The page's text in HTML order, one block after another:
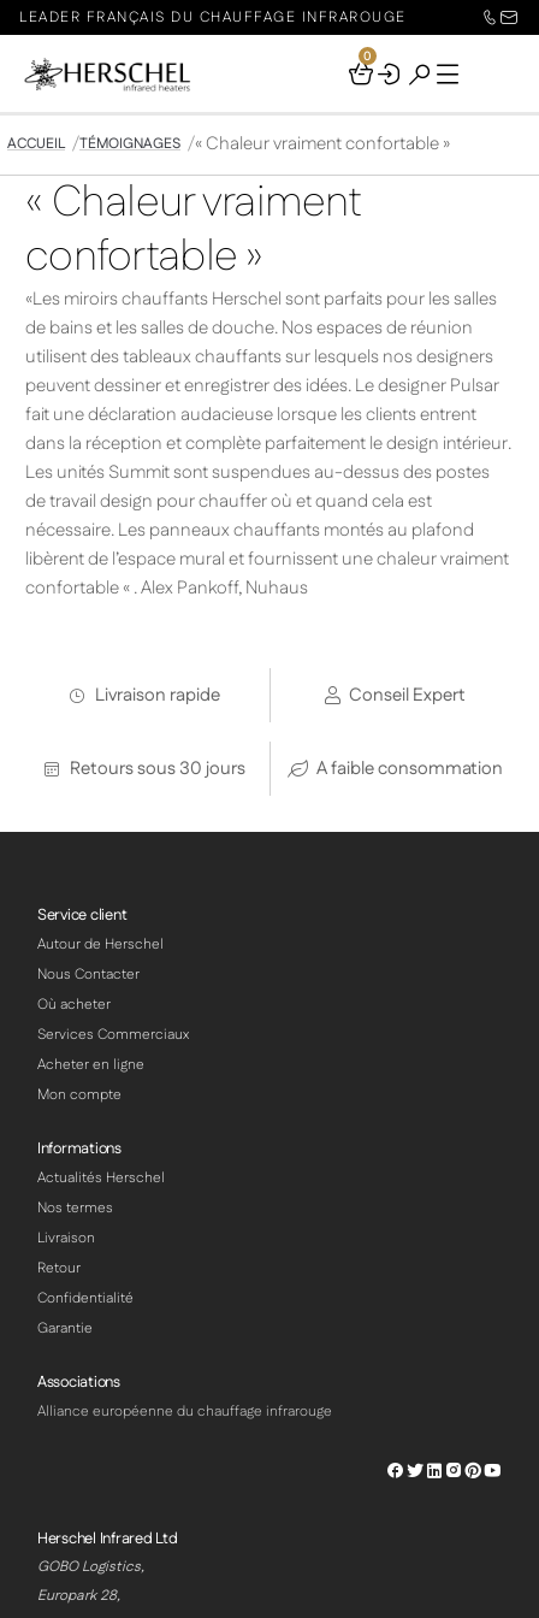
LEADER FRANÇAIS DU CHAUFFAGE INFRAROUGE
Your
0
ACCUEIL TÉMOIGNAGES « Chaleur vraiment confortable »
« Chaleur vraiment
confortable »
«Les miroirs chauffants Herschel sont parfaits pour les salles
de bains et les salles de douche. Nos espaces de réunion
utilisent des tableaux chauffants sur lesquels nos designers
peuvent dessiner et enregistrer des idées. Le designer Pulsar
fait une déclaration audacieuse lorsque les clients entrent
dans la réception et complète parfaitement le design intérieur.
Les unités Summit sont suspendues au-dessus des postes
de travail design pour chauffer où et quand cela est
nécessaire. Les panneaux chauffants montés au plafond
libèrent de l’espace mural et fournissent une chaleur vraiment
confortable « . Alex Pankoff, Nuhaus
Livraison rapide Conseil Expert
Retours sous 30 jours A faible consommation
Service client
Autour de Herschel
Nous Contacter
Où acheter
Services Commerciaux
Acheter en ligne
Mon compte
Informations
Actualités Herschel
Nos termes
Livraison
Retour
Confidentialité
Garantie
Associations
Alliance européenne du chauffage infrarouge
Herschel
Herschel
Herschel
Herschel
Herschel
Herschel Infrared Ltd
GOBO Logistics,
Europark 28,